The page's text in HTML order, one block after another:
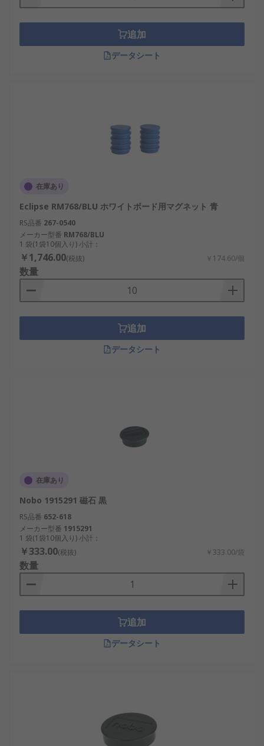
追加
データシート
在庫あり
Eclipse RM768/BLU ホワイトボード用マグネット 青
RS品番 267-0540
メーカー型番 RM768/BLU
1 袋(1袋10個入り) 小計：
￥1,746.00(税抜) ￥174.60/個
数量
追加
データシート
在庫あり
Nobo 1915291 磁石 黒
RS品番 652-618
メーカー型番 1915291
1 袋(1袋10個入り) 小計：
￥333.00(税抜) ￥333.00/袋
数量
追加
データシート